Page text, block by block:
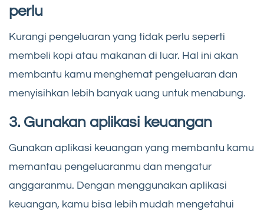
perlu
Kurangi pengeluaran yang tidak perlu seperti
membeli kopi atau makanan di luar. Hal ini akan
membantu kamu menghemat pengeluaran dan
menyisihkan lebih banyak uang untuk menabung.
3. Gunakan aplikasi keuangan
Gunakan aplikasi keuangan yang membantu kamu
memantau pengeluaranmu dan mengatur
anggaranmu. Dengan menggunakan aplikasi
keuangan, kamu bisa lebih mudah mengetahui